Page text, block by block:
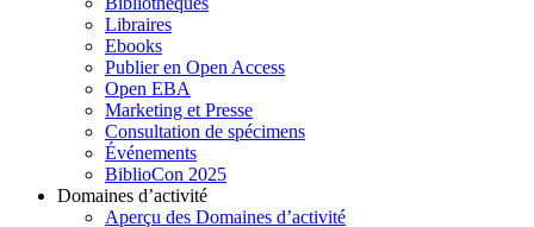
Libraires
Ebooks
Publier en Open Access
Open EBA
Marketing et Presse
Consultation de spécimens
Événements
BiblioCon 2025
Domaines d’activité
Aperçu des Domaines d’activité